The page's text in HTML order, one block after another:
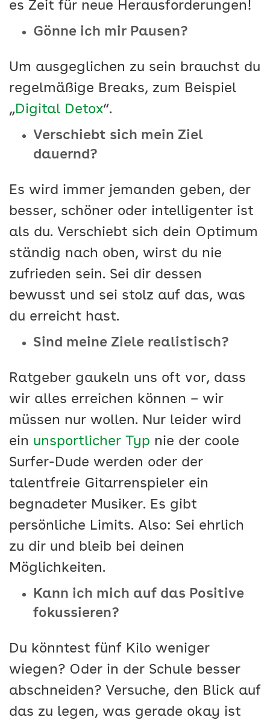
es Zeit für neue Herausforderungen!
Gönne ich mir Pausen?
Um ausgeglichen zu sein brauchst du
regelmäßige Breaks, zum Beispiel
„Digital Detox“.
Verschiebt sich mein Ziel
dauernd?
Es wird immer jemanden geben, der
besser, schöner oder intelligenter ist
als du. Verschiebt sich dein Optimum
ständig nach oben, wirst du nie
zufrieden sein. Sei dir dessen
bewusst und sei stolz auf das, was
du erreicht hast.
Sind meine Ziele realistisch?
Ratgeber gaukeln uns oft vor, dass
wir alles erreichen können – wir
müssen nur wollen. Nur leider wird
ein unsportlicher Typ nie der coole
Surfer-Dude werden oder der
talentfreie Gitarrenspieler ein
begnadeter Musiker. Es gibt
persönliche Limits. Also: Sei ehrlich
zu dir und bleib bei deinen
Möglichkeiten.
Kann ich mich auf das Positive
fokussieren?
Du könntest fünf Kilo weniger
wiegen? Oder in der Schule besser
abschneiden? Versuche, den Blick auf
das zu legen, was gerade okay ist